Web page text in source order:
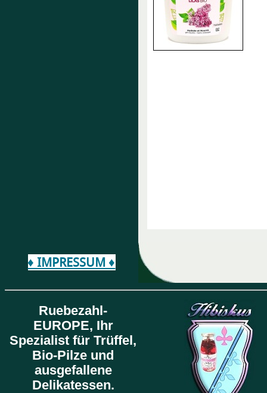
♦ IMPRESSUM ♦
Ruebezahl-
EUROPE, Ihr
Spezialist für Trüffel,
Bio-Pilze und
ausgefallene
Delikatessen.